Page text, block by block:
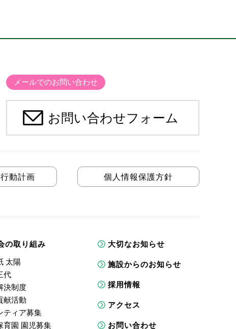
動計画 個人情報保護方針
メールでのお問い合わせ
お問い合わせフォーム
の取り組み
太陽
代
決制度
献活動
ティア募集
育園 園児募集
大切なお知らせ
施設からのお知らせ
採用情報
アクセス
お問い合わせ